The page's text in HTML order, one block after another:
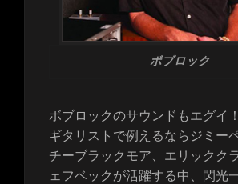
ボブロック
ボブロックのサウンドもエグイ！
ギタリストで例えるならジミー
チーブラックモア、エリックク
ェフベックが活躍する中、閃光